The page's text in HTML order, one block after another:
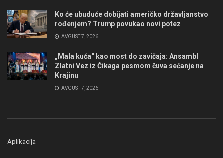
Ko će ubuduće dobijati američko državljanstvo
rođenjem? Trump povukao novi potez
AVGUST 7, 2026
„Mala kuća“ kao most do zavičaja: Ansambl
Zlatni Vez iz Čikaga pesmom čuva sećanje na
Krajinu
AVGUST 7, 2026
Aplikacija